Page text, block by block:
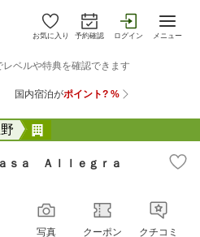
お気に入り 予約確認 ログイン メニュー
ａ Ａｌｌｅｇｒａ
写真 クーポン クチコミ